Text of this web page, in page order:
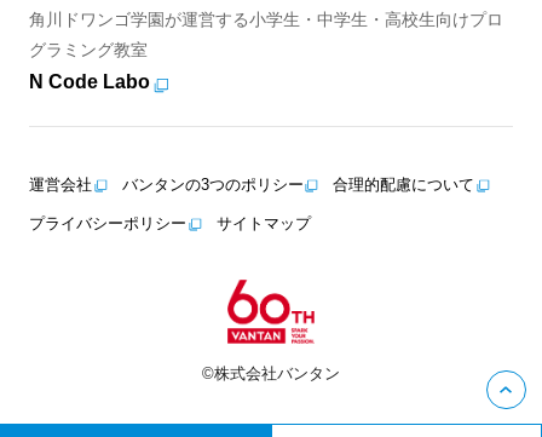
角川ドワンゴ学園が運営する小学生・中学生・高校生向けプロ
グラミング教室
N Code Labo
運営会社 バンタンの3つのポリシー 合理的配慮について
プライバシーポリシー サイトマップ
©株式会社バンタン